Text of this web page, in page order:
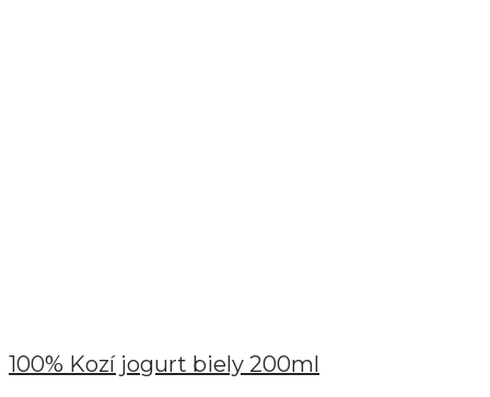
100% Kozí jogurt biely 200ml